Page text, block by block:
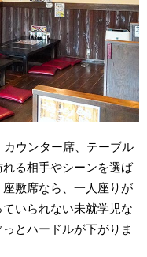
ウンター席、テーブル
る相手やシーンを選ば
敷席なら、一人座りが
いられない未就学児な
とハードルが下がりま